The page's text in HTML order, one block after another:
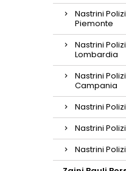
Nastrini
Piemonte
Nastrini
Lombardia
Nastrini
Campania
Nastrini
Nastrini
Nastrini